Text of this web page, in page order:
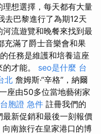
想選擇，每天都有大量
去巴黎進行了為期12天
流遊覽和晚餐來找到最
充滿了爵士音樂會和果
任務是維護和培養這座
才能。 seo是什麼 台
北 詹姆斯·“辛格”，納爾
座由50多位當地藝術家
台胞證 急件 註冊我們的
新促銷和最後一刻報價
向南旅行在皇家港口的博